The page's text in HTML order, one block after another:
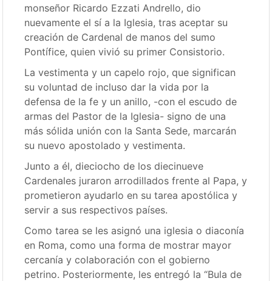
monseñor Ricardo Ezzati Andrello, dio
nuevamente el sí a la Iglesia, tras aceptar su
creación de Cardenal de manos del sumo
Pontífice, quien vivió su primer Consistorio.
La vestimenta y un capelo rojo, que significan
su voluntad de incluso dar la vida por la
defensa de la fe y un anillo, -con el escudo de
armas del Pastor de la Iglesia- signo de una
más sólida unión con la Santa Sede, marcarán
su nuevo apostolado y vestimenta.
Junto a él, dieciocho de los diecinueve
Cardenales juraron arrodillados frente al Papa, y
prometieron ayudarlo en su tarea apostólica y
servir a sus respectivos países.
Como tarea se les asignó una iglesia o diaconía
en Roma, como una forma de mostrar mayor
cercanía y colaboración con el gobierno
petrino. Posteriormente, les entregó la “Bula de